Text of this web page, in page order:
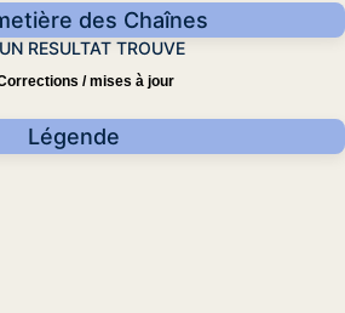
des Chaînes
RESULTAT TROUVE
/ mises à jour
Légende